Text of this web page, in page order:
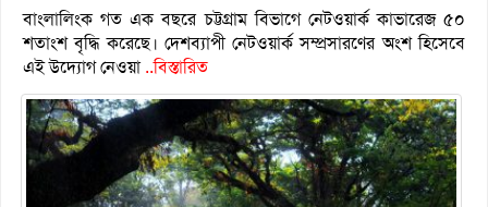
বাংলালিংক গত এক বছরে চট্টগ্রাম বিভাগে নেটওয়ার্ক কাভারেজ ৫০
শতাংশ বৃদ্ধি করেছে। দেশব্যাপী নেটওয়ার্ক সম্প্রসারণের অংশ হিসেবে
এই উদ্যোগ নেওয়া..বিস্তারিত